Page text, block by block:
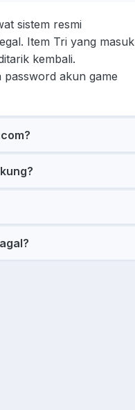
sistem resmi
Item Tri yang masuk
kembali.
password akun game